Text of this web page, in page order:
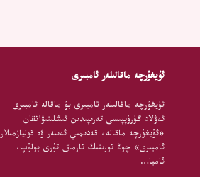
ئۇيغۇرچە ماقالىلەر ئامبىرى
ئۇيغۇرچە ماقالىلەر ئامبىرى بۇ ماقالە ئامبىرى
ئەۋلاد گۇرۇپپىسى تەرىپىدىن ئىشلىنىۋاتقان
«ئۇيغۇرچە ماقالە، قەدىمىي ئەسەر ۋە قوليازمىلار
ئامبىرى» چوڭ تۈرىنىڭ تارماق تۈرى بولۇپ،
ئامبا…